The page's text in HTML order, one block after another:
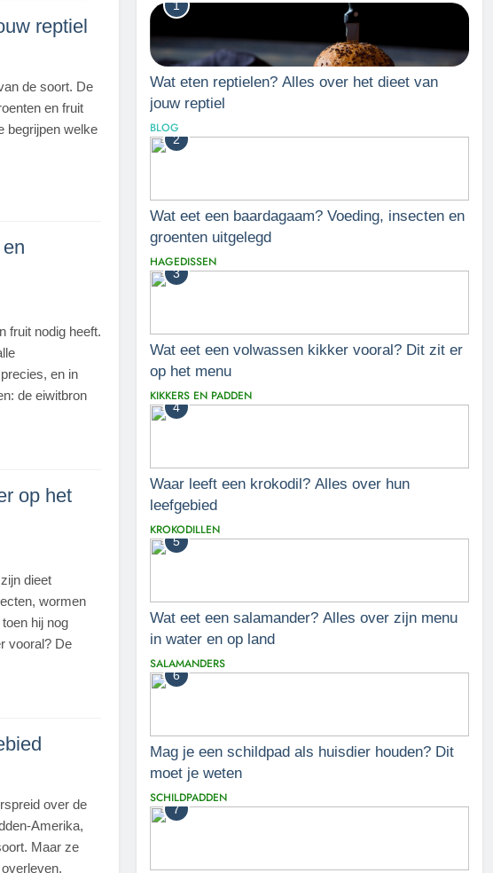
reptiel
de soort. De
en fruit
begrijpen welke
fruit nodig heeft.
en in
de eiwitbron
op het
dieet
wormen
hij nog
vooral? De
over de
Amerika,
Maar ze
1
Wat eten reptielen? Alles over het dieet van
jouw reptiel
BLOG
2
Wat eet een baardagaam? Voeding, insecten en
groenten uitgelegd
HAGEDISSEN
3
Wat eet een volwassen kikker vooral? Dit zit er
op het menu
KIKKERS EN PADDEN
4
Waar leeft een krokodil? Alles over hun
leefgebied
KROKODILLEN
5
Wat eet een salamander? Alles over zijn menu
in water en op land
SALAMANDERS
6
Mag je een schildpad als huisdier houden? Dit
moet je weten
SCHILDPADDEN
7